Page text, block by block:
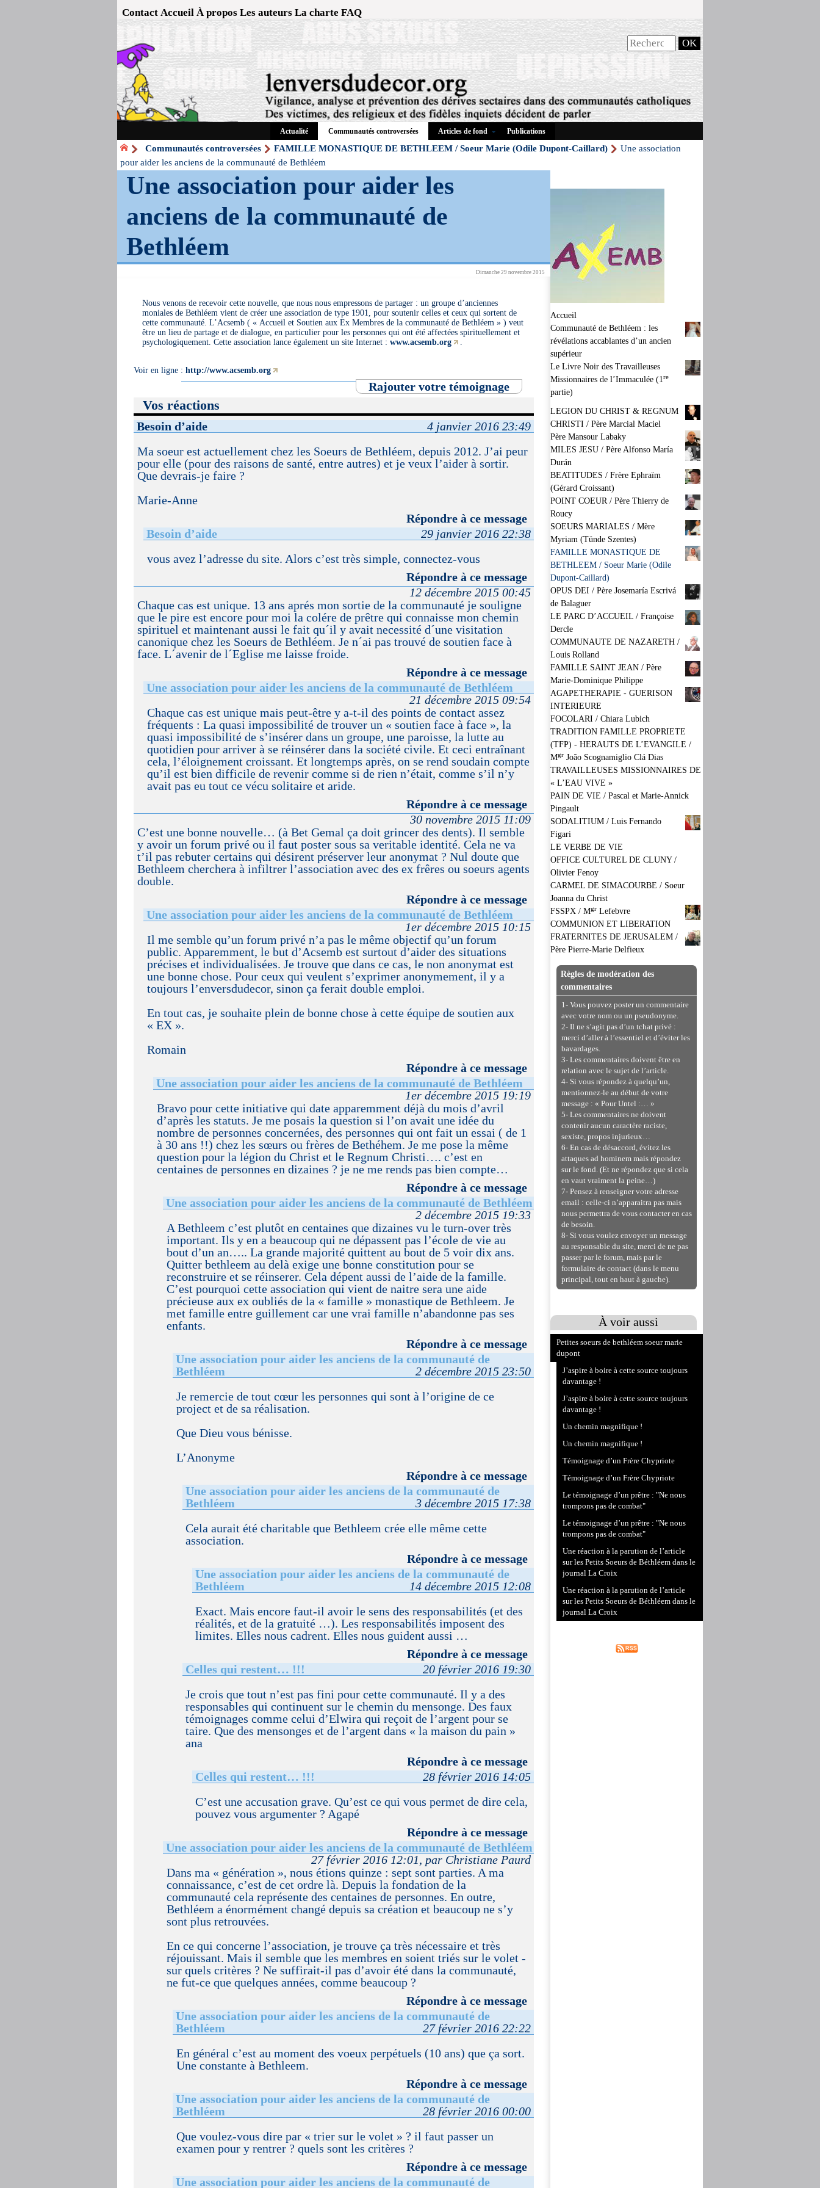
Contact Accueil À propos Les auteurs La charte FAQ
Actualité Communautés controversées Articles de fond Publications
Communautés controversées FAMILLE MONASTIQUE DE BETHLEEM / Soeur Marie (Odile Dupont-Caillard)
Une association
pour aider les anciens de la communauté de Bethléem
Une association pour aider les
anciens de la communauté de
Bethléem
Dimanche 29 novembre 2015
Nous venons de recevoir cette nouvelle, que nous nous empressons de partager : un groupe d’anciennes
moniales de Bethléem vient de créer une association de type 1901, pour soutenir celles et ceux qui sortent de
cette communauté. L’Acsemb ( « Accueil et Soutien aux Ex Membres de la communauté de Bethléem » ) veut
être un lieu de partage et de dialogue, en particulier pour les personnes qui ont été affectées spirituellement et
psychologiquement. Cette association lance également un site Internet : www.acsemb.org
Voir en ligne : http://www.acsemb.org
Rajouter votre témoignage
Vos réactions
Besoin d’aide
4 janvier 2016 23:49
Ma soeur est actuellement chez les Soeurs de Bethléem, depuis 2012. J’ai peur
pour elle (pour des raisons de santé, entre autres) et je veux l’aider à sortir.
Que devrais-je faire ?
Marie-Anne
Répondre à ce message
Besoin d’aide
29 janvier 2016 22:38
vous avez l’adresse du site. Alors c’est très simple, connectez-vous
Répondre à ce message
12 décembre 2015 00:45
Chaque cas est unique. 13 ans aprés mon sortie de la communauté je souligne
que le pire est encore pour moi la colére de prêtre qui connaisse mon chemin
spirituel et maintenant aussi le fait qu´il y avait necessité d´une visitation
canonique chez les Soeurs de Bethléem. Je n´ai pas trouvé de soutien face à
face. L´avenir de l´Eglise me laisse froide.
Répondre à ce message
Une association pour aider les anciens de la communauté de Bethléem
21 décembre 2015 09:54
Chaque cas est unique mais peut-être y a-t-il des points de contact assez
fréquents : La quasi impossibilité de trouver un « soutien face à face », la
quasi impossibilité de s’insérer dans un groupe, une paroisse, la lutte au
quotidien pour arriver à se réinsérer dans la société civile. Et ceci entraînant
cela, l’éloignement croissant. Et longtemps après, on se rend soudain compte
qu’il est bien difficile de revenir comme si de rien n’était, comme s’il n’y
avait pas eu tout ce vécu solitaire et aride.
Répondre à ce message
30 novembre 2015 11:09
C’est une bonne nouvelle… (à Bet Gemal ça doit grincer des dents). Il semble
y avoir un forum privé ou il faut poster sous sa veritable identité. Cela ne va
t’il pas rebuter certains qui désirent préserver leur anonymat ? Nul doute que
Bethleem cherchera à infiltrer l’association avec des ex frêres ou soeurs agents
double.
Répondre à ce message
Une association pour aider les anciens de la communauté de Bethléem
1er décembre 2015 10:15
Il me semble qu’un forum privé n’a pas le même objectif qu’un forum
public. Apparemment, le but d’Acsemb est surtout d’aider des situations
précises et individualisées. Je trouve que dans ce cas, le non anonymat est
une bonne chose. Pour ceux qui veulent s’exprimer anonymement, il y a
toujours l’enversdudecor, sinon ça ferait double emploi.
En tout cas, je souhaite plein de bonne chose à cette équipe de soutien aux
« EX ».
Romain
Répondre à ce message
Une association pour aider les anciens de la communauté de Bethléem
1er décembre 2015 19:19
Bravo pour cette initiative qui date apparemment déjà du mois d’avril
d’après les statuts. Je me posais la question si l’on avait une idée du
nombre de personnes concernées, des personnes qui ont fait un essai ( de 1
à 30 ans !!) chez les sœurs ou frères de Bethéhem. Je me pose la même
question pour la légion du Christ et le Regnum Christi…. c’est en
centaines de personnes en dizaines ? je ne me rends pas bien compte…
Répondre à ce message
Une association pour aider les anciens de la communauté de Bethléem
2 décembre 2015 19:33
A Bethleem c’est plutôt en centaines que dizaines vu le turn-over très
important. Ils y en a beaucoup qui ne dépassent pas l’école de vie au
bout d’un an….. La grande majorité quittent au bout de 5 voir dix ans.
Quitter bethleem au delà exige une bonne constitution pour se
reconstruire et se réinserer. Cela dépent aussi de l’aide de la famille.
C’est pourquoi cette association qui vient de naitre sera une aide
précieuse aux ex oubliés de la « famille » monastique de Bethleem. Je
met famille entre guillement car une vrai famille n’abandonne pas ses
enfants.
Répondre à ce message
Une association pour aider les anciens de la communauté de
Bethléem
2 décembre 2015 23:50
Je remercie de tout cœur les personnes qui sont à l’origine de ce
project et de sa réalisation.
Que Dieu vous bénisse.
L’Anonyme
Répondre à ce message
Une association pour aider les anciens de la communauté de
Bethléem
3 décembre 2015 17:38
Cela aurait été charitable que Bethleem crée elle même cette
association.
Répondre à ce message
Une association pour aider les anciens de la communauté de
Bethléem
14 décembre 2015 12:08
Exact. Mais encore faut-il avoir le sens des responsabilités (et des
réalités, et de la gratuité …). Les responsabilités imposent des
limites. Elles nous cadrent. Elles nous guident aussi …
Répondre à ce message
Celles qui restent… !!!
20 février 2016 19:30
Je crois que tout n’est pas fini pour cette communauté. Il y a des
responsables qui continuent sur le chemin du mensonge. Des faux
témoignages comme celui d’Elwira qui reçoit de l’argent pour se
taire. Que des mensonges et de l’argent dans « la maison du pain »
ana
Répondre à ce message
Celles qui restent… !!!
28 février 2016 14:05
C’est une accusation grave. Qu’est ce qui vous permet de dire cela,
pouvez vous argumenter ? Agapé
Répondre à ce message
Une association pour aider les anciens de la communauté de Bethléem
27 février 2016 12:01, par Christiane Paurd
Dans ma « génération », nous étions quinze : sept sont parties. A ma
connaissance, c’est de cet ordre là. Depuis la fondation de la
communauté cela représente des centaines de personnes. En outre,
Bethléem a énormément changé depuis sa création et beaucoup ne s’y
sont plus retrouvées.
En ce qui concerne l’association, je trouve ça très nécessaire et très
réjouissant. Mais il semble que les membres en soient triés sur le volet -
sur quels critères ? Ne suffirait-il pas d’avoir été dans la communauté,
ne fut-ce que quelques années, comme beaucoup ?
Répondre à ce message
Une association pour aider les anciens de la communauté de
Bethléem
27 février 2016 22:22
En général c’est au moment des voeux perpétuels (10 ans) que ça sort.
Une constante à Bethleem.
Répondre à ce message
Une association pour aider les anciens de la communauté de
Bethléem
28 février 2016 00:00
Que voulez-vous dire par « trier sur le volet » ? il faut passer un
examen pour y rentrer ? quels sont les critères ?
Répondre à ce message
Une association pour aider les anciens de la communauté de
Accueil
Communauté de Bethléem : les
révélations accablantes d’un ancien
supérieur
Le Livre Noir des Travailleuses
Missionnaires de l’Immaculée (1re
partie)
LEGION DU CHRIST & REGNUM
CHRISTI / Père Marcial Maciel
Père Mansour Labaky
MILES JESU / Père Alfonso María
Durán
BEATITUDES / Frère Ephraïm
(Gérard Croissant)
POINT COEUR / Père Thierry de
Roucy
SOEURS MARIALES / Mère
Myriam (Tünde Szentes)
FAMILLE MONASTIQUE DE
BETHLEEM / Soeur Marie (Odile
Dupont-Caillard)
OPUS DEI / Père Josemaría Escrivá
de Balaguer
LE PARC D’ACCUEIL / Françoise
Dercle
COMMUNAUTE DE NAZARETH /
Louis Rolland
FAMILLE SAINT JEAN / Père
Marie-Dominique Philippe
AGAPETHERAPIE - GUERISON
INTERIEURE
FOCOLARI / Chiara Lubich
TRADITION FAMILLE PROPRIETE
(TFP) - HERAUTS DE L’EVANGILE /
Mgr João Scognamiglio Clá Dias
TRAVAILLEUSES MISSIONNAIRES DE
« L’EAU VIVE »
PAIN DE VIE / Pascal et Marie-Annick
Pingault
SODALITIUM / Luis Fernando
Figari
LE VERBE DE VIE
OFFICE CULTUREL DE CLUNY /
Olivier Fenoy
CARMEL DE SIMACOURBE / Soeur
Joanna du Christ
FSSPX / Mgr Lefebvre
COMMUNION ET LIBERATION
FRATERNITES DE JERUSALEM /
Père Pierre-Marie Delfieux
Règles de modération des
commentaires
1- Vous pouvez poster un commentaire
avec votre nom ou un pseudonyme.
2- Il ne s’agit pas d’un tchat privé :
merci d’aller à l’essentiel et d’éviter les
bavardages.
3- Les commentaires doivent être en
relation avec le sujet de l’article.
4- Si vous répondez à quelqu’un,
mentionnez-le au début de votre
message : « Pour Untel :… »
5- Les commentaires ne doivent
contenir aucun caractère raciste,
sexiste, propos injurieux…
6- En cas de désaccord, évitez les
attaques ad hominem mais répondez
sur le fond. (Et ne répondez que si cela
en vaut vraiment la peine…)
7- Pensez à renseigner votre adresse
email : celle-ci n’apparaitra pas mais
nous permettra de vous contacter en cas
de besoin.
8- Si vous voulez envoyer un message
au responsable du site, merci de ne pas
passer par le forum, mais par le
formulaire de contact (dans le menu
principal, tout en haut à gauche).
À voir aussi
Petites soeurs de bethléem soeur marie
dupont
J’aspire à boire à cette source toujours
davantage !
J’aspire à boire à cette source toujours
davantage !
Un chemin magnifique !
Un chemin magnifique !
Témoignage d’un Frère Chypriote
Témoignage d’un Frère Chypriote
Le témoignage d’un prêtre : "Ne nous
trompons pas de combat"
Le témoignage d’un prêtre : "Ne nous
trompons pas de combat"
Une réaction à la parution de l’article
sur les Petits Soeurs de Béthléem dans le
journal La Croix
Une réaction à la parution de l’article
sur les Petits Soeurs de Béthléem dans le
journal La Croix